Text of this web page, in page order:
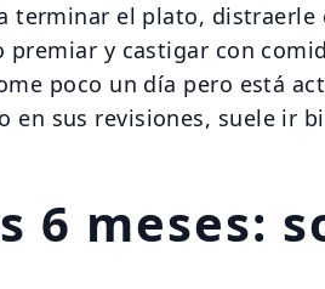
terminar el plato, distraerle
premiar y castigar con
poco un día pero está
en sus revisiones, suele ir
6 meses: